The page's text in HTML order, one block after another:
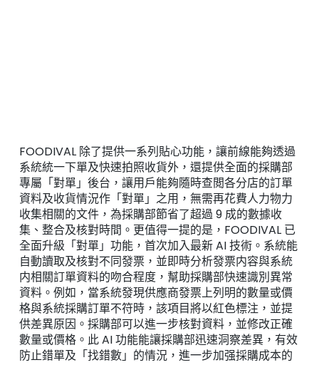
FOODIVAL 除了提供一系列貼心功能，讓前線能夠透過
系統統一下單及快速拍照收貨外，還提供全面的採購部
專屬「對單」後台，讓用戶能夠隨時查閲各分店的訂單
資料及收貨情況作「對單」之用，無需再花費人力物力
收集相關的文件，為採購部節省了超過 9 成的數據收
集、整合及核對時間。更值得一提的是，FOODIVAL 已
全面升級「對單」功能，首次加入最新 AI 技術。系統能
自動讀取及核對不同發票，並即時分析發票内容與系統
内相關訂單資料的吻合程度，幫助採購部快速識別異常
資料。例如，當系統發現供應商發票上列明的數量或價
格與系統採購訂單不符時，該項目將以紅色標注，並提
供差異原因。採購部可以進一步核對資料，並修改正確
數量或價格。此 AI 功能能讓採購部迅速洞察差異，有效
防止錯單及「找錯數」的情況，進一步加强採購成本的